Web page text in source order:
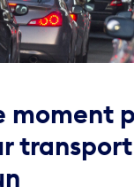
moment